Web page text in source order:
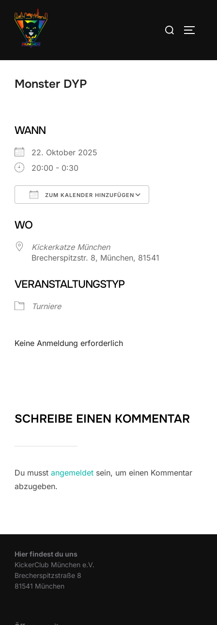
Inhalt
springen
Suchen
Monster DYP
WANN
22. Oktober 2025
20:00 - 0:30
ZUM KALENDER HINZUFÜGEN
WO
Kickerkatze München
Brecherspitzstr. 8, München, 81541
VERANSTALTUNGSTYP
Turniere
Keine Anmeldung erforderlich
SCHREIBE EINEN KOMMENTAR
Du musst angemeldet sein, um einen Kommentar
abzugeben.
Hier findest du uns
KickerClub München e.V.
Brecherspitzstraße 8
81541 München